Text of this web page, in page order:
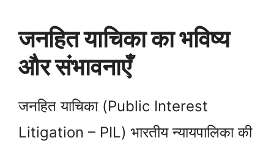
जनहित याचिका का भविष्य
और संभावनाएँ
जनहित याचिका (Public Interest
Litigation – PIL) भारतीय न्यायपालिका की